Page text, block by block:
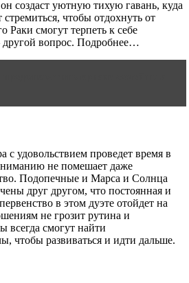
создаст уютную тихую гавань, куда
чтобы отдохнуть от
Раки смогут терпеть к себе
вопрос. Подробнее…
с удовольствием проведет время в
не помешает даже
Подопечные и Марса и Солнца
друг другом, что постоянная и
в этом дуэте отойдет на
не грозит рутина и
всегда смогут найти
чтобы развиваться и идти дальше.